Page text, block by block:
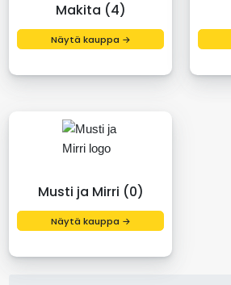
Makita (4)
Näytä kauppa →
Musti ja Mirri (0)
Näytä kauppa →